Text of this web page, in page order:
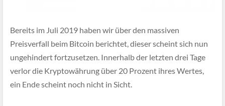
Bereits im Juli 2019 haben wir über den massiven
Preisverfall beim Bitcoin berichtet, dieser scheint sich nun
ungehindert fortzusetzen. Innerhalb der letzten drei Tage
verlor die Kryptowährung über 20 Prozent ihres Wertes,
ein Ende scheint noch nicht in Sicht.